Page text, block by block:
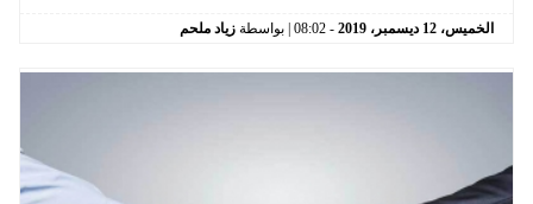
الخميس، 12 ديسمبر، 2019
-
08:02 | بواسطة زياد ملحم